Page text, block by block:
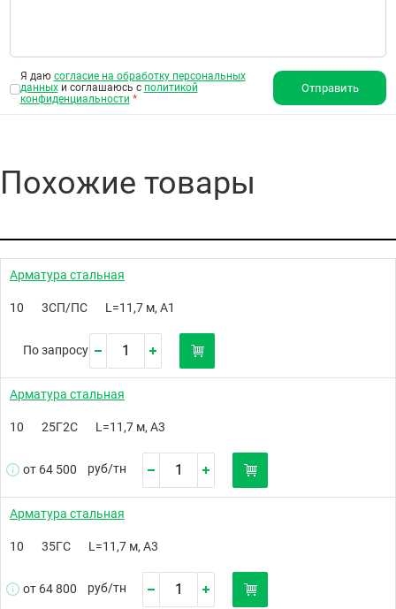
Я даю согласие на обработку персональных
данныхи соглашаюсь с политикой
конфиденциальности *
Отправить
Похожие товары
Арматура стальная
10 3СП/ПС L=11,7 м, А1
По запросу
Арматура стальная
10 25Г2С L=11,7 м, А3
от 64 500 руб/тн
Арматура стальная
10 35ГС L=11,7 м, А3
от 64 800 руб/тн